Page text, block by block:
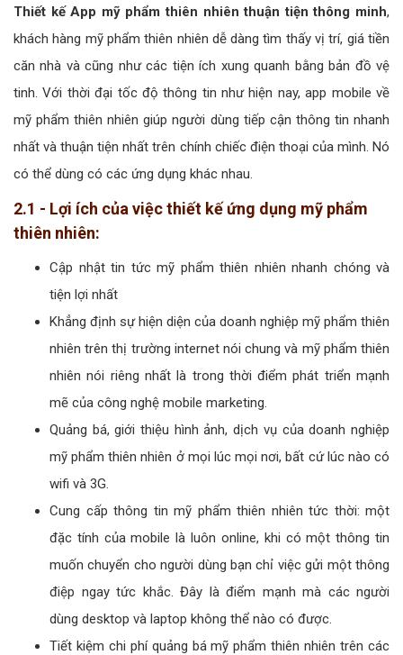
Thiết kế App mỹ phẩm thiên nhiên thuận tiện thông minh,
khách hàng mỹ phẩm thiên nhiên dễ dàng tìm thấy vị trí, giá tiền
căn nhà và cũng như các tiện ích xung quanh bằng bản đồ vệ
tinh. Với thời đại tốc độ thông tin như hiện nay, app mobile về
mỹ phẩm thiên nhiên giúp người dùng tiếp cận thông tin nhanh
nhất và thuận tiện nhất trên chính chiếc điện thoại của mình. Nó
có thể dùng có các ứng dụng khác nhau.
2.1 - Lợi ích của việc thiết kế ứng dụng mỹ phẩm
thiên nhiên:
Cập nhật tin tức mỹ phẩm thiên nhiên nhanh chóng và
tiện lợi nhất
Khẳng định sự hiện diện của doanh nghiệp mỹ phẩm thiên
nhiên trên thị trường internet nói chung và mỹ phẩm thiên
nhiên nói riêng nhất là trong thời điểm phát triển mạnh
mẽ của công nghệ mobile marketing.
Quảng bá, giới thiệu hình ảnh, dịch vụ của doanh nghiệp
mỹ phẩm thiên nhiên ở mọi lúc mọi nơi, bất cứ lúc nào có
wifi và 3G.
Cung cấp thông tin mỹ phẩm thiên nhiên tức thời: một
đặc tính của mobile là luôn online, khi có một thông tin
muốn chuyển cho người dùng bạn chỉ việc gửi một thông
điệp ngay tức khắc. Đây là điểm mạnh mà các người
dùng desktop và laptop không thể nào có được.
Tiết kiệm chi phí quảng bá mỹ phẩm thiên nhiên trên các